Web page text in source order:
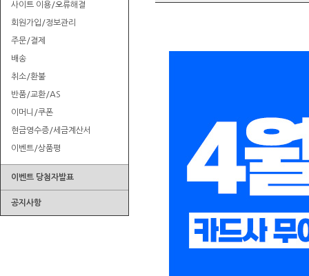
사이트 이용/오류해결
회원가입/정보관리
주문/결제
배송
취소/환불
반품/교환/AS
이머니/쿠폰
현금영수증/세금계산서
이벤트/상품평
이벤트 당첨자발표
공지사항